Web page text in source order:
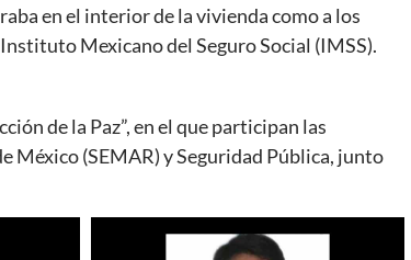
en el interior de la vivienda como a los
Mexicano del Seguro Social (IMSS).
de la Paz”, en el que participan las
México (SEMAR) y Seguridad Pública, junto